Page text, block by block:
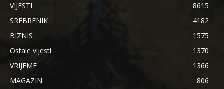
VIJESTI
8615
SREBRENIK
4182
BIZNIS
1575
Ostale vijesti
1370
VRIJEME
1366
MAGAZIN
806